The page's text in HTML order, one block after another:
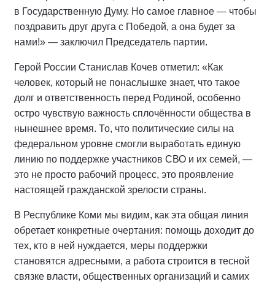
в Государственную Думу. Но самое главное — чтобы
поздравить друг друга с Победой, а она будет за
нами!» — заключил Председатель партии.
Герой России Станислав Кочев отметил: «Как
человек, который не понаслышке знает, что такое
долг и ответственность перед Родиной, особенно
остро чувствую важность сплочённости общества в
нынешнее время. То, что политические силы на
федеральном уровне смогли выработать единую
линию по поддержке участников СВО и их семей, —
это не просто рабочий процесс, это проявление
настоящей гражданской зрелости страны.
В Республике Коми мы видим, как эта общая линия
обретает конкретные очертания: помощь доходит до
тех, кто в ней нуждается, меры поддержки
становятся адресными, а работа строится в тесной
связке власти, общественных организаций и самих